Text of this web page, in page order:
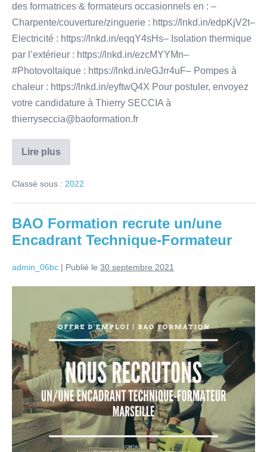
des formatrices & formateurs occasionnels en : –
Charpente/couverture/zinguerie : https://lnkd.in/edpKjV2t–
Electricité : https://lnkd.in/eqqY4sHs– Isolation thermique
par l’extérieur : https://lnkd.in/ezcMYYMn–
#Photovoltaïque : https://lnkd.in/eGJrr4uF– Pompes à
chaleur : https://lnkd.in/eyftwQ4X Pour postuler, envoyez
votre candidature à Thierry SECCIA à
thierryseccia@baoformation.fr
Lire plus
Classé sous : 2022
BAO Formation recrute un/une
Encadrant Technique-Formateur
admin_06bc | Publié le 30 septembre 2021